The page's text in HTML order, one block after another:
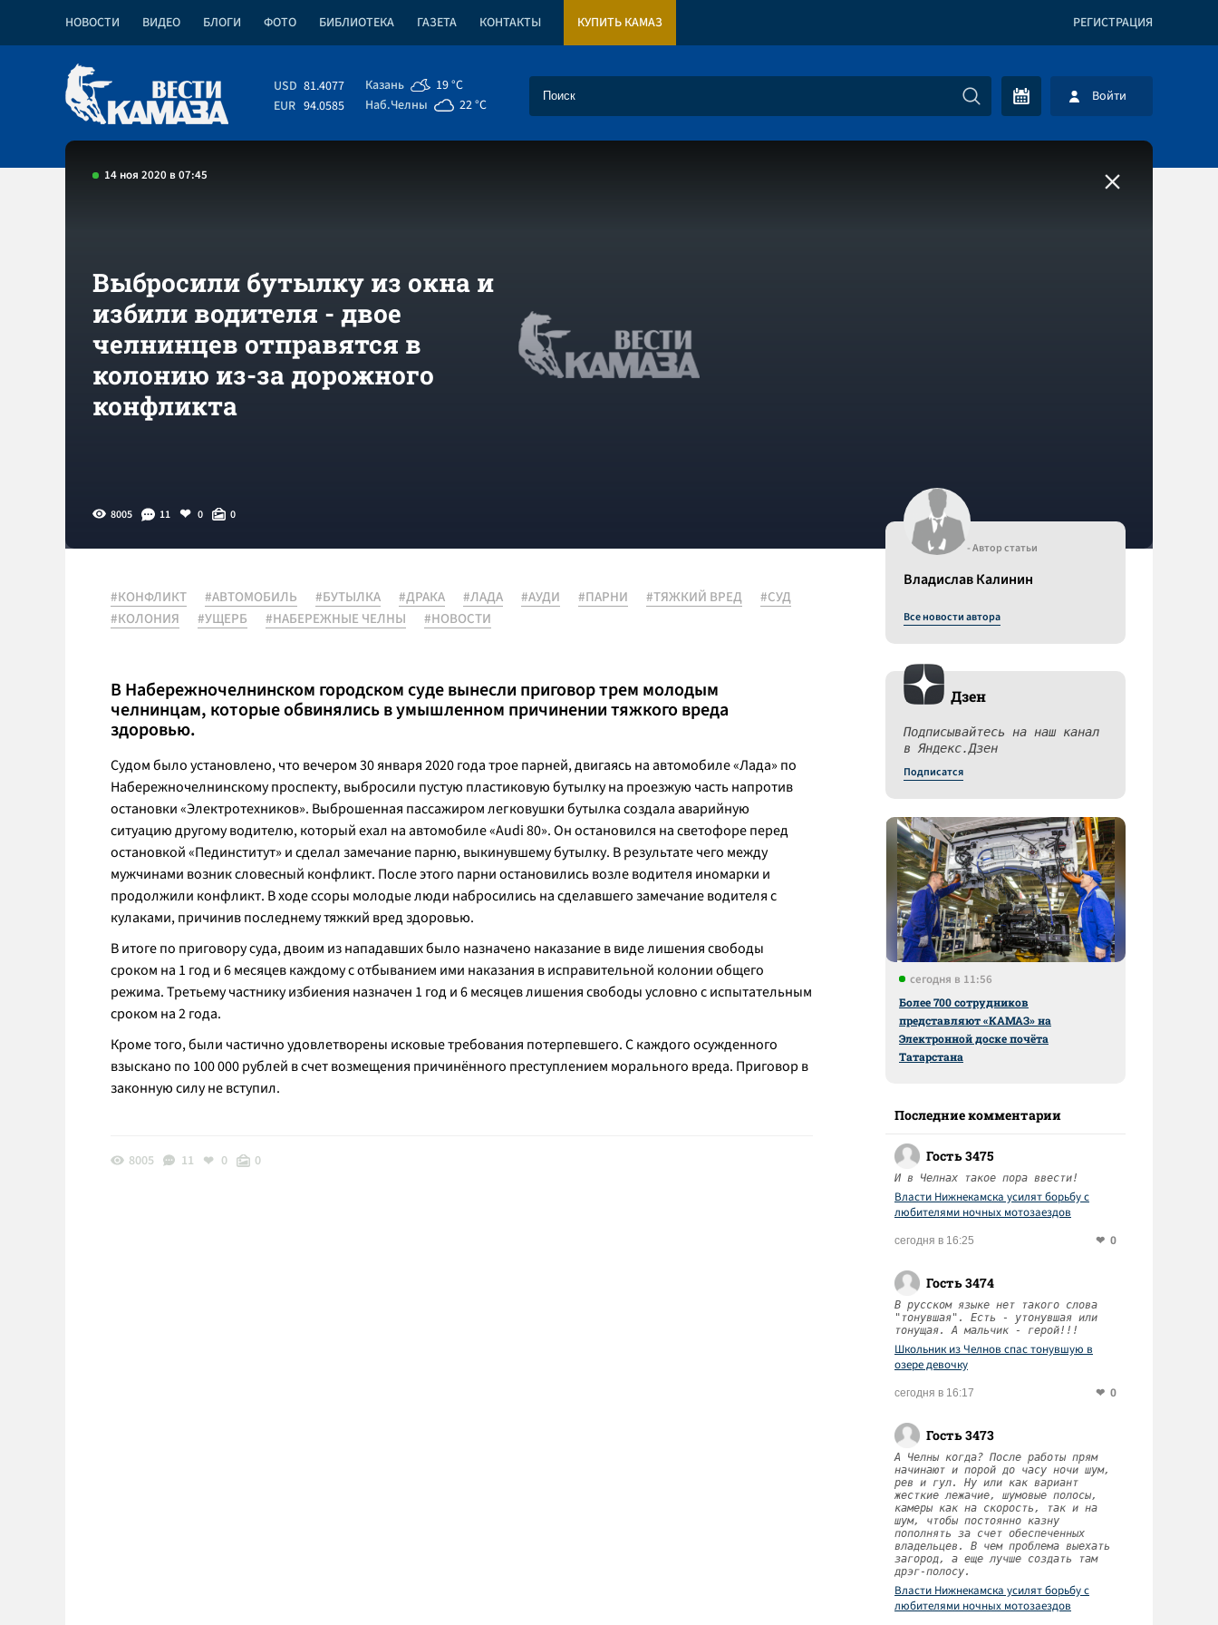
НОВОСТИ ВИДЕО БЛОГИ ФОТО БИБЛИОТЕКА ГАЗЕТА КОНТАКТЫ КУПИТЬ КАМАЗ РЕГИСТРАЦИЯ
USD 81.4077
EUR 94.0585
Казань
19 °C
Наб.Челны
22 °C Войти
14 ноя 2020 в 07:45
Выбросили бутылку из окна и
избили водителя - двое
челнинцев отправятся в
колонию из-за дорожного
конфликта
8005 11 0 0
#КОНФЛИКТ #АВТОМОБИЛЬ #БУТЫЛКА #ДРАКА #ЛАДА #АУДИ #ПАРНИ #ТЯЖКИЙ ВРЕД
#СУД
#КОЛОНИЯ
#УЩЕРБ #НАБЕРЕЖНЫЕ ЧЕЛНЫ #НОВОСТИ
В Набережночелнинском городском суде вынесли приговор трем молодым
челнинцам, которые обвинялись в умышленном причинении тяжкого вреда
здоровью.
Судом было установлено, что вечером 30 января 2020 года трое парней, двигаясь на автомобиле «Лада» по
Набережночелнинскому проспекту, выбросили пустую пластиковую бутылку на проезжую часть напротив
остановки «Электротехников». Выброшенная пассажиром легковушки бутылка создала аварийную
ситуацию другому водителю, который ехал на автомобиле «Audi 80». Он остановился на светофоре перед
остановкой «Пединститут» и сделал замечание парню, выкинувшему бутылку. В результате чего между
мужчинами возник словесный конфликт. После этого парни остановились возле водителя иномарки и
продолжили конфликт. В ходе ссоры молодые люди набросились на сделавшего замечание водителя с
кулаками, причинив последнему тяжкий вред здоровью.
В итоге по приговору суда, двоим из нападавших было назначено наказание в виде лишения свободы
сроком на 1 год и 6 месяцев каждому с отбыванием ими наказания в исправительной колонии общего
режима. Третьему частнику избиения назначен 1 год и 6 месяцев лишения свободы условно с испытательным
сроком на 2 года.
Кроме того, были частично удовлетворены исковые требования потерпевшего. С каждого осужденного
взыскано по 100 000 рублей в счет возмещения причинённого преступлением морального вреда. Приговор в
законную силу не вступил.
8005 11 0 0
- Автор статьи
Владислав Калинин
Все новости автора
Дзен
Подписывайтесь на наш канал
в Яндекс.Дзен
Подписатся
сегодня в 11:56
Более 700 сотрудников
представляют «КАМАЗ» на
Электронной доске почёта
Татарстана
Последние комментарии
Гость 3475
И в Челнах такое пора ввести!
Власти Нижнекамска усилят борьбу с
любителями ночных мотозаездов
сегодня в 16:25 0
Гость 3474
В русском языке нет такого слова
"тонувшая". Есть - утонувшая или
тонущая. А мальчик - герой!!!
Школьник из Челнов спас тонувшую в
озере девочку
сегодня в 16:17 0
Гость 3473
А Челны когда? После работы прям
начинают и порой до часу ночи шум,
рев и гул. Ну или как вариант
жесткие лежачие, шумовые полосы,
камеры как на скорость, так и на
шум, чтобы постоянно казну
пополнять за счет обеспеченных
владельцев. В чем проблема выехать
загород, а еще лучше создать там
дрэг-полосу.
Власти Нижнекамска усилят борьбу с
любителями ночных мотозаездов